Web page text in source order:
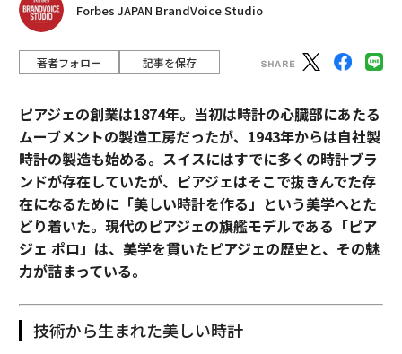
Forbes JAPAN BrandVoice Studio
著者フォロー 記事を保存
ピアジェの創業は1874年。当初は時計の心臓部にあたる
ムーブメントの製造工房だったが、1943年からは自社製
時計の製造も始める。スイスにはすでに多くの時計ブラ
ンドが存在していたが、ピアジェはそこで抜きんでた存
在になるために「美しい時計を作る」という美学へとた
どり着いた。現代のピアジェの旗艦モデルである「ピア
ジェ ポロ」は、美学を貫いたピアジェの歴史と、その魅
力が詰まっている。
技術から生まれた美しい時計